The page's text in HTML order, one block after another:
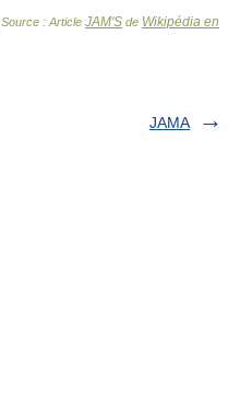
. Source : Article JAM'S de Wikipédia en
JAMA